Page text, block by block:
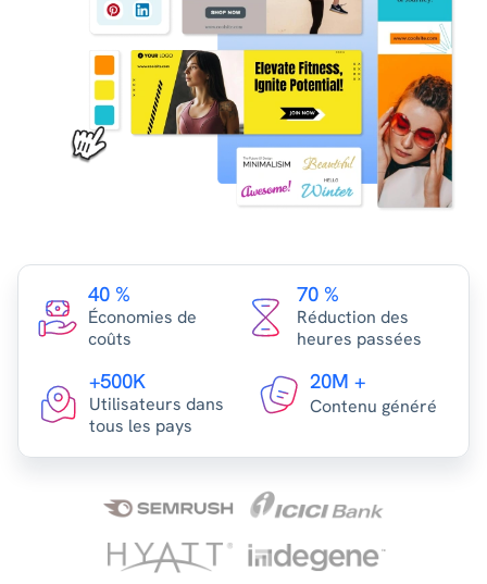
40 %
Économies de
coûts
70 %
Réduction des
heures passées
+500K
Utilisateurs dans
tous les pays
20M +
Contenu généré